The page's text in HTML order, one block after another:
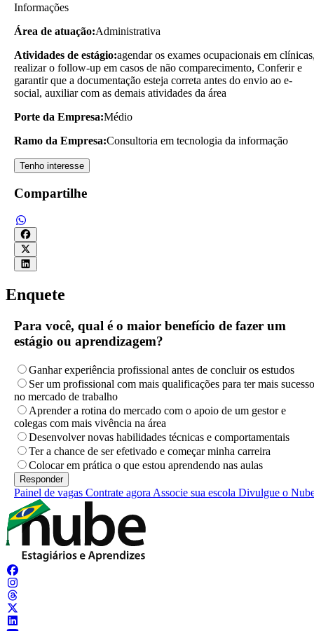
Informações
Área de atuação:Administrativa
Atividades de estágio:agendar os exames ocupacionais em
realizar o follow-up em casos de não comparecimento, Conferir e
garantir que a documentação esteja correta antes do envio ao e-
social, auxiliar com as demais atividades da área
Porte da Empresa:Médio
Ramo da Empresa:Consultoria em tecnologia da informação
Tenho interesse
Compartilhe
Enquete
Para você, qual é o maior benefício de fazer um
estágio ou aprendizagem?
Ganhar experiência profissional antes de concluir os estudos
Ser um profissional com mais qualificações para ter mais sucesso
no mercado de trabalho
Aprender a rotina do mercado com o apoio de um gestor e
colegas com mais vivência na área
Desenvolver novas habilidades técnicas e comportamentais
Ter a chance de ser efetivado e começar minha carreira
Colocar em prática o que estou aprendendo nas aulas
Painel de vagas Contrate agora Associe sua escola Divulgue o